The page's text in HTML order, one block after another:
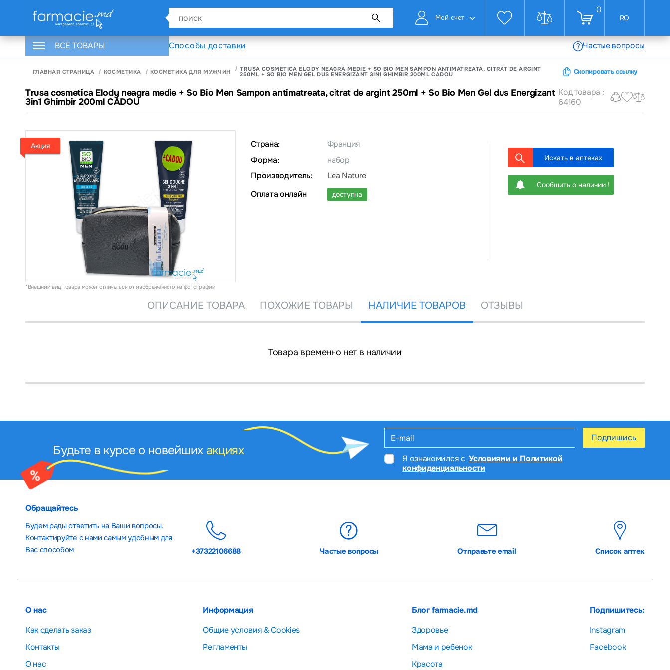
Мой счет
0
RO
ВСЕ ТОВАРЫ Способы доставки Частые вопросы
ГЛАВНАЯ СТРАНИЦА КОСМЕТИКА КОСМЕТИКА ДЛЯ МУЖЧИН TRUSA COSMETICA ELODY NEAGRA MEDIE + SO BIO MEN SAMPON ANTIMATREATA, CITRAT DE ARGINT
250ML + SO BIO MEN GEL DUS ENERGIZANT 3IN1 GHIMBIR 200ML CADOU Скопировать ссылку
Trusa cosmetica Elody neagra medie + So Bio Men Sampon antimatreata, citrat de argint 250ml + So Bio Men Gel dus Energizant
3in1 Ghimbir 200ml CADOU
Код товара :
64160
Акция
*Внешний вид товара может отличаться от изображённого на фотографии
Страна:
Франция
Форма:
набор
Производитель:
Lea Nature
Оплата онлайн
доступна
Искать в аптеках
Сообщить о наличии !
ОПИСАНИЕ ТОВАРА ПОХОЖИЕ ТОВАРЫ НАЛИЧИЕ ТОВАРОВ ОТЗЫВЫ
Товара временно нет в наличии
Будьте в курсе о новейших акциях
Я ознакомился с Условиями и Политикой
конфиденциальности
Подпишись
Обращайтесь
Будем рады ответить на Ваши вопросы.
Контактируйте с нами самым удобным для
Вас способом
+37322106688 Частые вопросы Отправьте email Список аптек
О нас
Как сделать заказ
Контакты
О нас
Информация
Общие условия & Cookies
Регламенты
Блог farmacie.md
Здоровье
Мама и ребенок
Красота
Подпишитесь:
Instagram
Facebook